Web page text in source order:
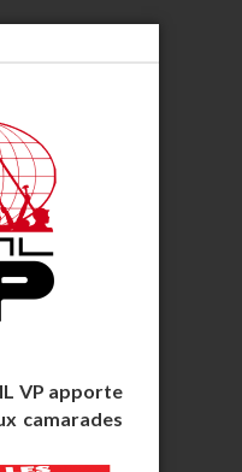
VP apporte
camarades